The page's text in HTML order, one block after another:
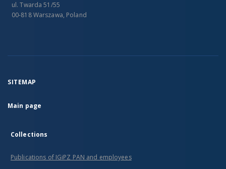
ul. Twarda 51/55
00-818 Warszawa, Poland
SITEMAP
Main page
Collections
Publications of IGiPZ PAN and employees